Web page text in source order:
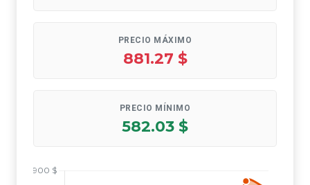
PRECIO MÁXIMO
881.27 $
PRECIO MÍNIMO
582.03 $